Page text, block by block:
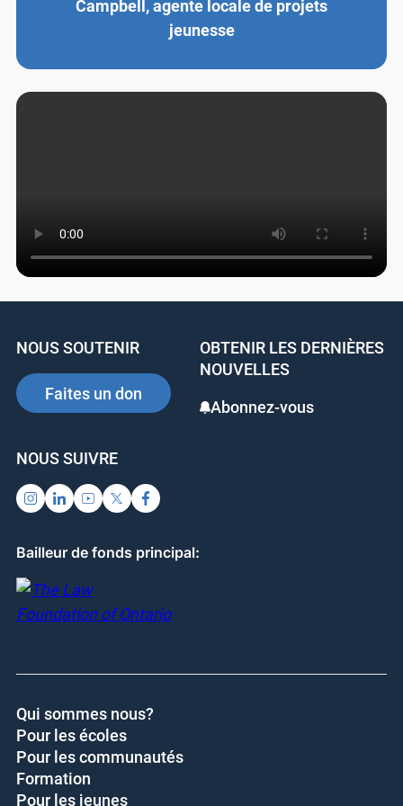
Ashanti Campbell, agente locale de
projets jeunesse
NOUS SOUTENIR
Faites un don
OBTENIR LES
DERNIÈRES
Bailleur de fonds principal:
Qui sommes nous?
Pour les écoles
Pour les communautés
Formation